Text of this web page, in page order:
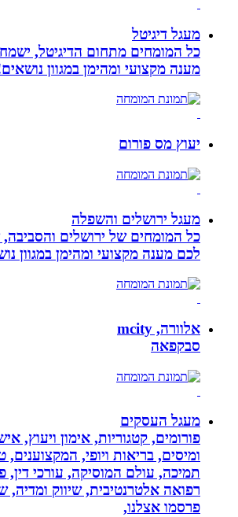
מעגל דיגיטל
כל המומחים מתחום הדיגיטל, ישמחו
מענה מקצועי ומהימן במגוון נושאים!
יעוץ מס פורום
מעגל ירושלים והשפלה
כל המומחים של ירושלים והסביבה,
לכם מענה מקצועי ומהימן במגוון נושאים!
אלוורה, mcity
סבקפאה
מעגל העסקים
פורומים, קטגוריות, אימון ויעוץ, אישי
ומיסים, בריאות ויופי, המקצוענים,
תמיכה, עולם המוסיקה, עורכי דין,
רפואה אלטרנטיבית, שיווק ומדיה,
פרסמו אצלנו,